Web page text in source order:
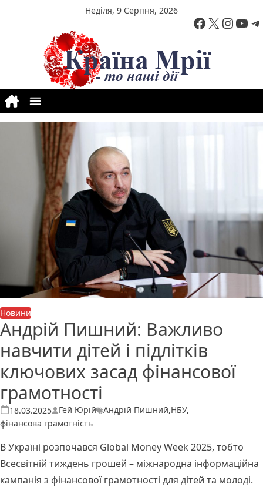
Неділя, 9 Серпня, 2026
Facebook
X
Новини
Андрій Пишний: Важливо
навчити дітей і підлітків
ключових засад фінансової
грамотності
18.03.2025Опубліковано
Гей Юрій
Теги: Андрій Пишний,НБУ,
фінансова грамотність
В Україні розпочався Global Money Week 2025, тобто
Всесвітній тиждень грошей – міжнародна інформаційна
кампанія з фінансової грамотності для дітей та молоді.